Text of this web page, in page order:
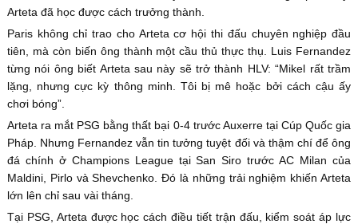
Arteta đã học được cách trưởng thành.
Paris không chỉ trao cho Arteta cơ hội thi đấu chuyên nghiệp đầu
tiên, mà còn biến ông thành một cầu thủ thực thụ. Luis Fernandez
từng nói ông biết Arteta sau này sẽ trở thành HLV: “Mikel rất trầm
lặng, nhưng cực kỳ thông minh. Tôi bị mê hoặc bởi cách cậu ấy
chơi bóng”.
Arteta ra mắt PSG bằng thất bại 0-4 trước Auxerre tại Cúp Quốc gia
Pháp. Nhưng Fernandez vẫn tin tưởng tuyệt đối và thậm chí để ông
đá chính ở Champions League tại San Siro trước AC Milan của
Maldini, Pirlo và Shevchenko. Đó là những trải nghiệm khiến Arteta
lớn lên chỉ sau vài tháng.
Tại PSG, Arteta được học cách điều tiết trận đấu, kiểm soát áp lực